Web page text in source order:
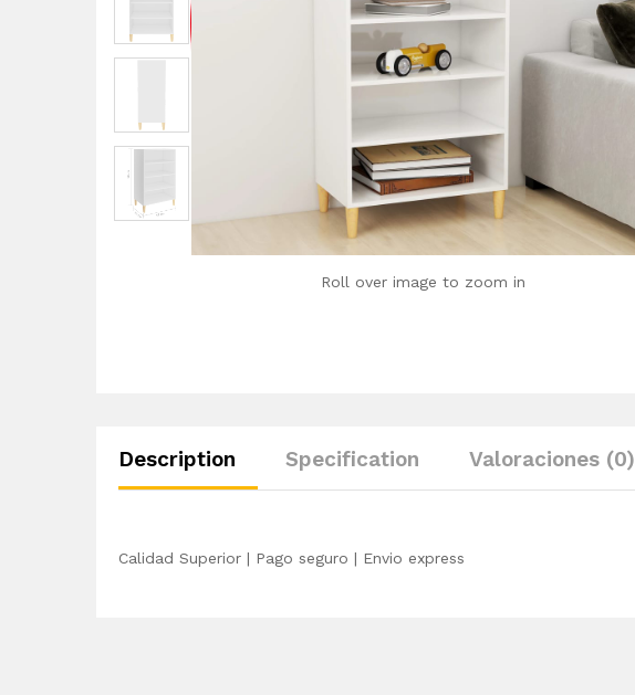
Roll over image to zoom in
Description Specification Valoraciones (0)
Calidad Superior | Pago seguro | Envio express